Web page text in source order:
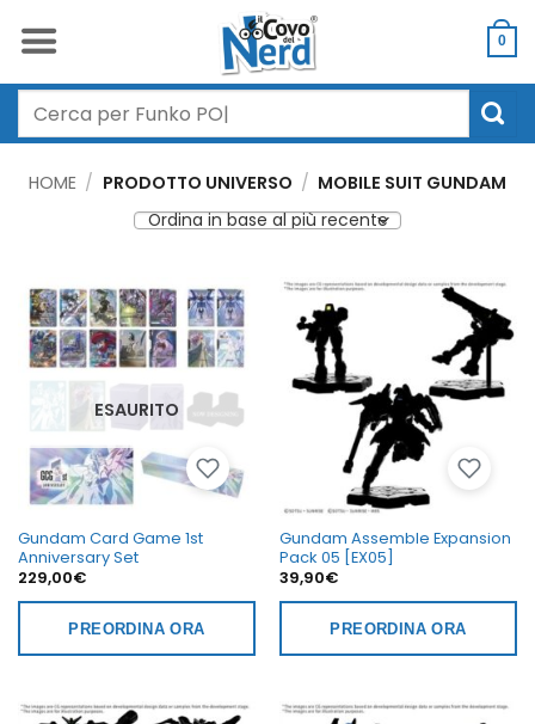
0
Cerca:
HOME / PRODOTTO UNIVERSO / MOBILE SUIT GUNDAM
ESAURITO
Gundam Card Game 1st
Anniversary Set
229,00€
PREORDINA ORA
Gundam Assemble Expansion
Pack 05 [EX05]
39,90€
PREORDINA ORA